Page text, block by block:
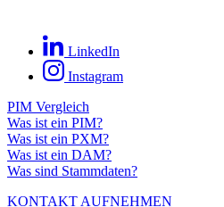
LinkedIn
Instagram
PIM Vergleich
Was ist ein PIM?
Was ist ein PXM?
Was ist ein DAM?
Was sind Stammdaten?
KONTAKT AUFNEHMEN